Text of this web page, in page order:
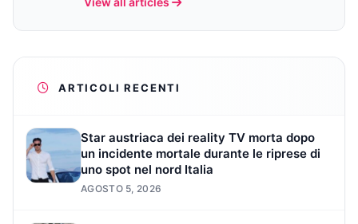
ARTICOLI RECENTI
Star austriaca dei reality TV morta dopo
un incidente mortale durante le riprese di
uno spot nel nord Italia
AGOSTO 5, 2026